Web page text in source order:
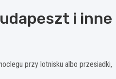
i inne
przy lotnisku albo przesiadki,